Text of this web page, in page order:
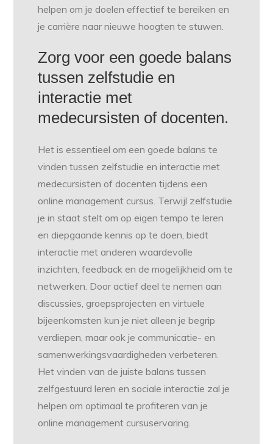
helpen om je doelen effectief te bereiken en
je carrière naar nieuwe hoogten te stuwen.
Zorg voor een goede balans
tussen zelfstudie en
interactie met
medecursisten of docenten.
Het is essentieel om een goede balans te
vinden tussen zelfstudie en interactie met
medecursisten of docenten tijdens een
online management cursus. Terwijl zelfstudie
je in staat stelt om op eigen tempo te leren
en diepgaande kennis op te doen, biedt
interactie met anderen waardevolle
inzichten, feedback en de mogelijkheid om te
netwerken. Door actief deel te nemen aan
discussies, groepsprojecten en virtuele
bijeenkomsten kun je niet alleen je begrip
verdiepen, maar ook je communicatie- en
samenwerkingsvaardigheden verbeteren.
Het vinden van de juiste balans tussen
zelfgestuurd leren en sociale interactie zal je
helpen om optimaal te profiteren van je
online management cursuservaring.